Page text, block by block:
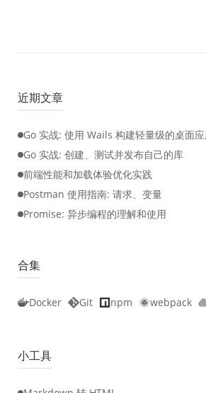
近期文章
Go 实战: 使用 Wails 构建轻量级的桌面
Go 实战: 创建、测试并发布自己的库
前端性能和加载体验优化实践
Postman 使用指南: 请求、变量
Promise: 异步编程的理解和使用
合集
Docker Git npm webpack
小工具